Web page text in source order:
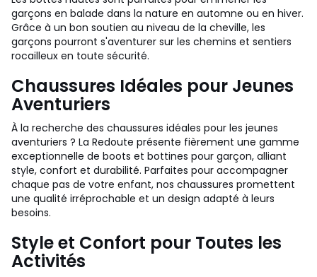
garçons en balade dans la nature en automne ou en hiver.
Grâce à un bon soutien au niveau de la cheville, les
garçons pourront s'aventurer sur les chemins et sentiers
rocailleux en toute sécurité.
Chaussures Idéales pour Jeunes
Aventuriers
À la recherche des chaussures idéales pour les jeunes
aventuriers ? La Redoute présente fièrement une gamme
exceptionnelle de boots et bottines pour garçon, alliant
style, confort et durabilité. Parfaites pour accompagner
chaque pas de votre enfant, nos chaussures promettent
une qualité irréprochable et un design adapté à leurs
besoins.
Style et Confort pour Toutes les
Activités